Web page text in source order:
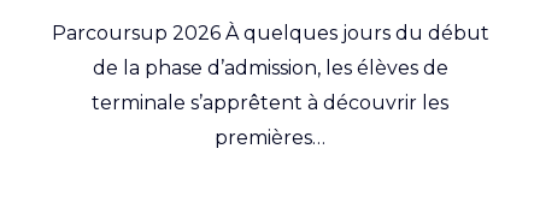
Parcoursup 2026 À quelques jours du début
de la phase d’admission, les élèves de
terminale s’apprêtent à découvrir les
premières…